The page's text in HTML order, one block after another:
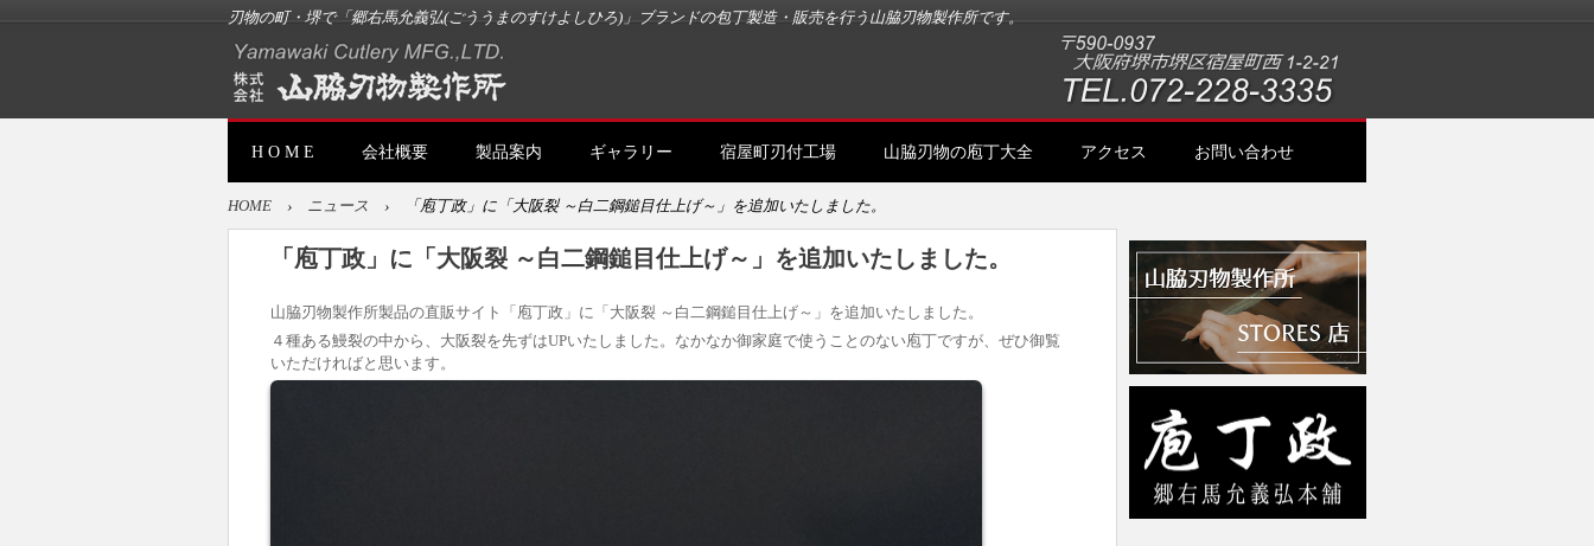
刃物の町・堺で「郷右馬允義弘(ごううまのすけよしひろ)」ブランドの包丁製造・販売を行う山脇刃物製作所です。
H O M E 会社概要 製品案内 ギャラリー 宿屋町刃付工場 山脇刃物の庖丁大全 アクセス お問い合わせ
HOME › ニュース › 「庖丁政」に「大阪裂 ～白二鋼鎚目仕上げ～」を追加いたしました。
「庖丁政」に「大阪裂 ～白二鋼鎚目仕上げ～」を追加いたしました。
山脇刃物製作所製品の直販サイト「庖丁政」に「大阪裂 ～白二鋼鎚目仕上げ～」を追加いたしました。
４種ある鰻裂の中から、大阪裂を先ずはUPいたしました。なかなか御家庭で使うことのない庖丁ですが、ぜひ御覧
いただければと思います。